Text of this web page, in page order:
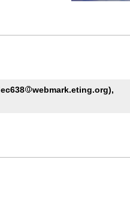
webmark.eting.org),